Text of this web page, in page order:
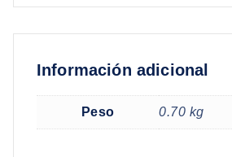
Información adicional
Peso 0.70 kg